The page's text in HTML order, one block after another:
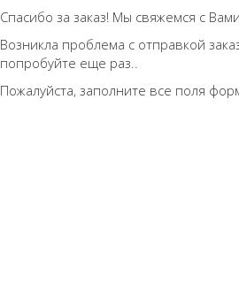
Спасибо за заказ! Мы свяжемся с
Возникла проблема с отправкой
попробуйте еще раз..
Пожалуйста, заполните все поля